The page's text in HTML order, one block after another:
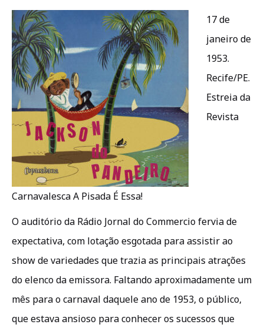
17 de
janeiro de
1953.
Recife/PE.
Estreia da
Revista
Carnavalesca A Pisada É Essa!
O auditório da Rádio Jornal do Commercio fervia de
expectativa, com lotação esgotada para assistir ao
show de variedades que trazia as principais atrações
do elenco da emissora. Faltando aproximadamente um
mês para o carnaval daquele ano de 1953, o público,
que estava ansioso para conhecer os sucessos que